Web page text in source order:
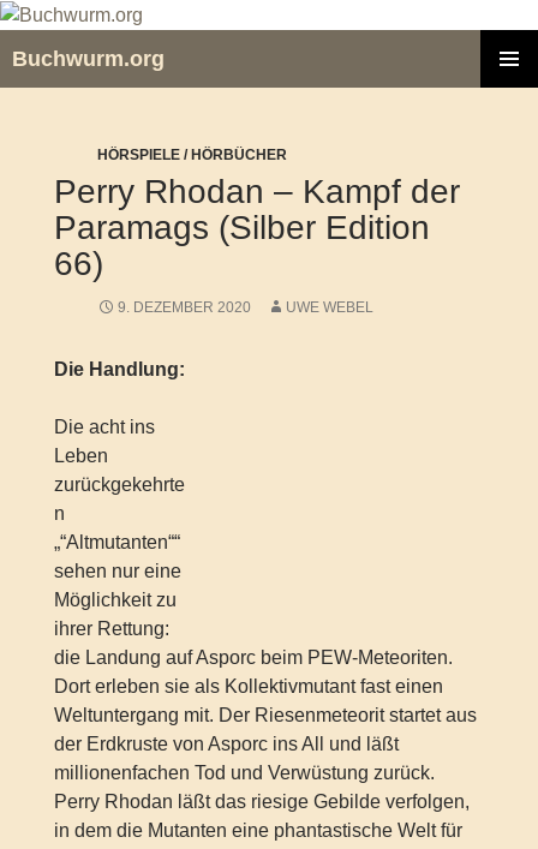
Zum
springen
Buchwurm.org
HÖRSPIELE / HÖRBÜCHER
Perry Rhodan – Kampf der
Paramags (Silber Edition
66)
9. DEZEMBER 2020 UWE WEBEL
Die Handlung:
Die acht ins
Leben
zurückgekehrte
n
„“Altmutanten““
sehen nur eine
Möglichkeit zu
ihrer Rettung:
die Landung auf Asporc beim PEW-Meteoriten.
Dort erleben sie als Kollektivmutant fast einen
Weltuntergang mit. Der Riesenmeteorit startet aus
der Erdkruste von Asporc ins All und läßt
millionenfachen Tod und Verwüstung zurück.
Perry Rhodan läßt das riesige Gebilde verfolgen,
in dem die Mutanten eine phantastische Welt für